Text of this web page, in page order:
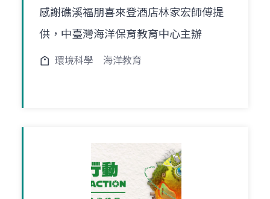
感謝礁溪福朋喜來登酒店林家宏師傅提
供，中臺灣海洋保育教育中心主辦
環境科學 海洋教育